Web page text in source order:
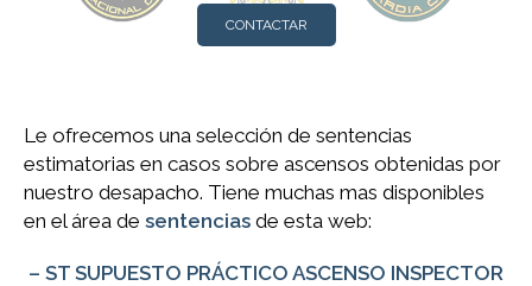
CONTACTAR
Le ofrecemos una selección de sentencias
estimatorias en casos sobre ascensos obtenidas por
nuestro desapacho. Tiene muchas mas disponibles
en el área de sentencias de esta web:
– ST SUPUESTO PRÁCTICO ASCENSO INSPECTOR